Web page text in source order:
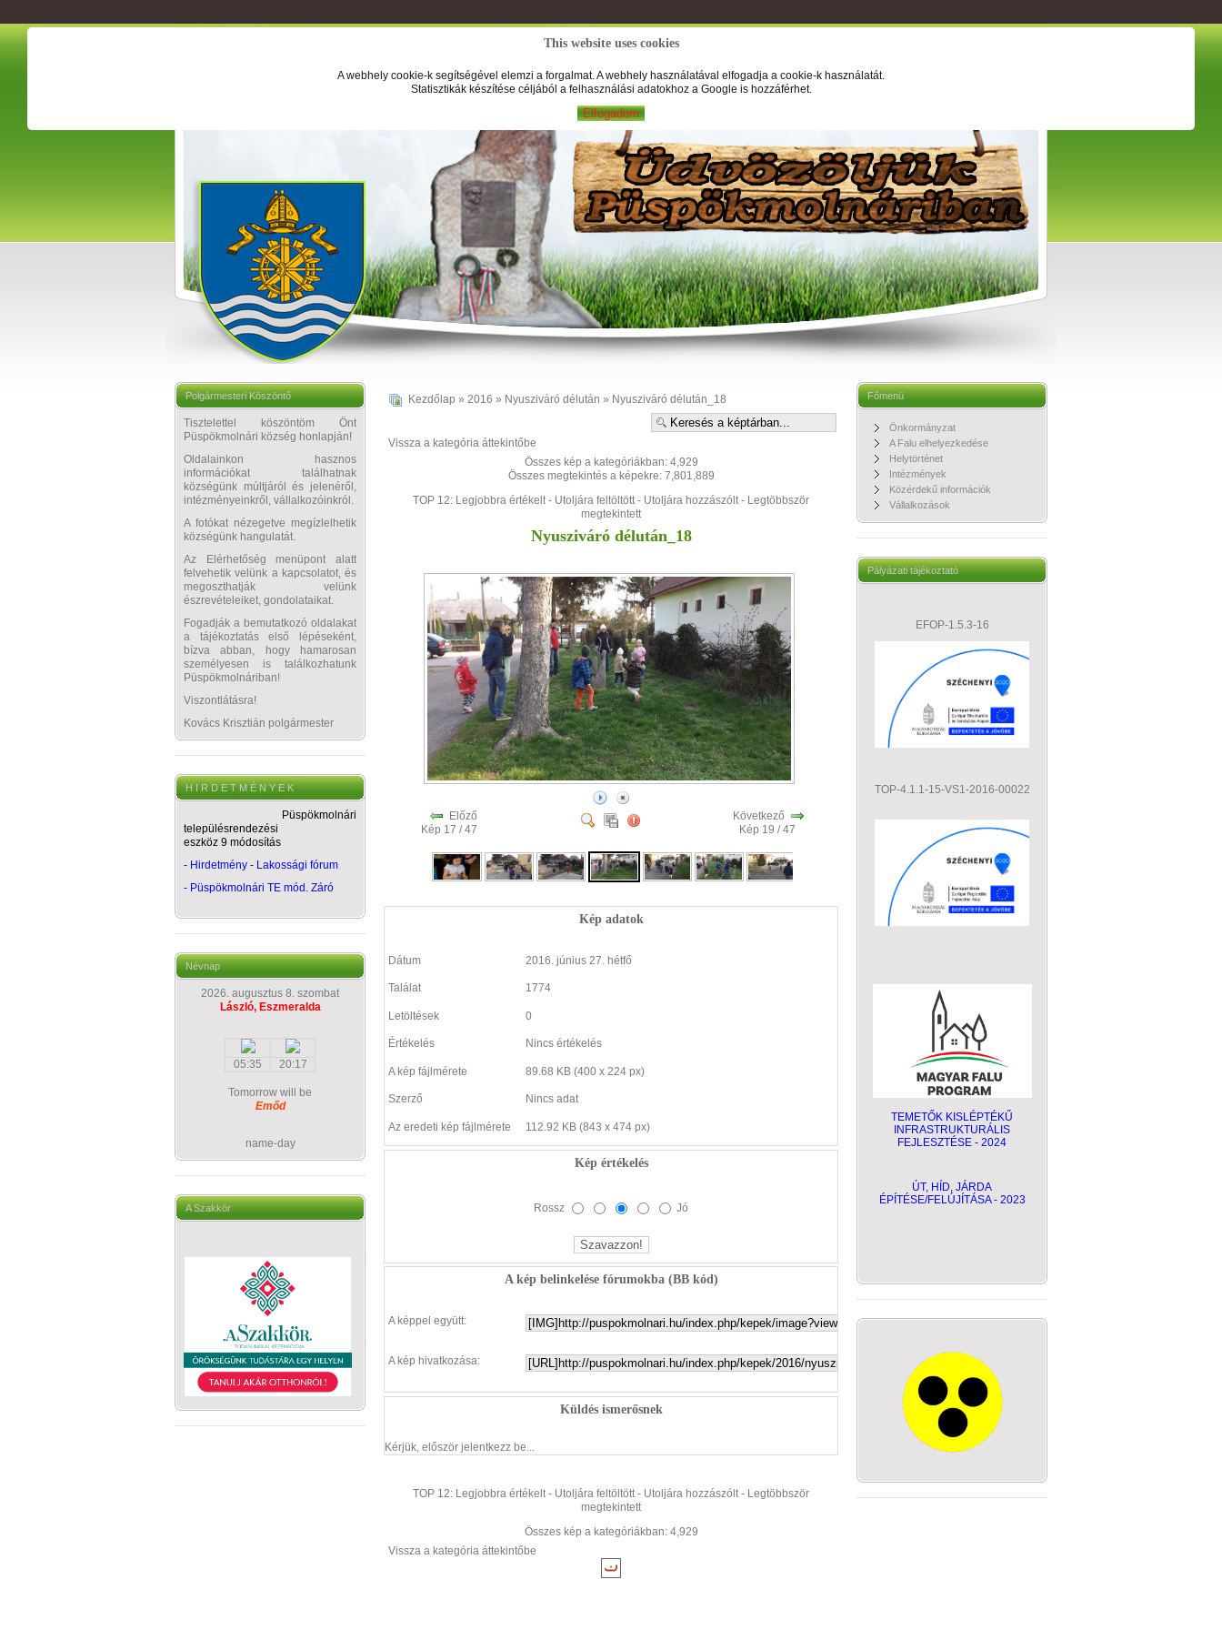
This website uses cookies
A webhely cookie-k segítségével elemzi a forgalmat. A webhely használatával elfogadja a cookie-k használatát.
Statisztikák készítése céljából a felhasználási adatokhoz a Google is hozzáférhet.
Elfogadom
Polgármesteri Köszöntő
Tisztelettel köszöntöm Önt
Püspökmolnári község honlapján!
Oldalainkon hasznos
információkat találhatnak
községünk múltjáról és jelenéről,
intézményeinkről, vállalkozóinkról.
A fotókat nézegetve megízlelhetik
községünk hangulatát.
Az Elérhetőség menüpont alatt
felvehetik velünk a kapcsolatot, és
megoszthatják velünk
észrevételeiket, gondolataikat.
Fogadják a bemutatkozó oldalakat
a tájékoztatás első lépéseként,
bízva abban, hogy hamarosan
személyesen is találkozhatunk
Püspökmolnáriban!
Viszontlátásra!
Kovács Krisztián polgármester
H I R D E T M É N Y E K
Püspökmolnári
településrendezési
eszköz 9 módosítás
- Hirdetmény - Lakossági fórum
- Püspökmolnári TE mód. Záró
Névnap
2026. augusztus 8. szombat
László, Eszmeralda
05:35 20:17
Tomorrow will be
Emőd
name-day
A Szakkör
Kezdőlap » 2016 » Nyusziváró délután » Nyusziváró délután_18
Vissza a kategória áttekintőbe
Összes kép a kategóriákban: 4,929
Összes megtekintés a képekre: 7,801,889
TOP 12: Legjobbra értékelt - Utoljára feltöltött - Utoljára hozzászólt - Legtöbbször
megtekintett
Nyusziváró délután_18
Előző
Kép 17 / 47
Következő
Kép 19 / 47
Kép adatok
Dátum 2016. június 27. hétfő
Találat 1774
Letöltések 0
Értékelés Nincs értékelés
A kép fájlmérete 89.68 KB (400 x 224 px)
Szerző Nincs adat
Az eredeti kép fájlmérete 112.92 KB (843 x 474 px)
Kép értékelés
Rossz Jó
A kép belinkelése fórumokba (BB kód)
A képpel együtt:
A kép hivatkozása:
Küldés ismerősnek
Kérjük, először jelentkezz be...
TOP 12: Legjobbra értékelt - Utoljára feltöltött - Utoljára hozzászólt - Legtöbbször
megtekintett
Összes kép a kategóriákban: 4,929
Vissza a kategória áttekintőbe
Főmenü
Önkormányzat
A Falu elhelyezkedése
Helytörténet
Intézmények
Közérdekű információk
Vállalkozások
Pályázati tájékoztató
EFOP-1.5.3-16
TOP-4.1.1-15-VS1-2016-00022
TEMETŐK KISLÉPTÉKŰ
INFRASTRUKTURÁLIS
FEJLESZTÉSE - 2024
ÚT, HÍD, JÁRDA
ÉPÍTÉSE/FELÚJÍTÁSA - 2023